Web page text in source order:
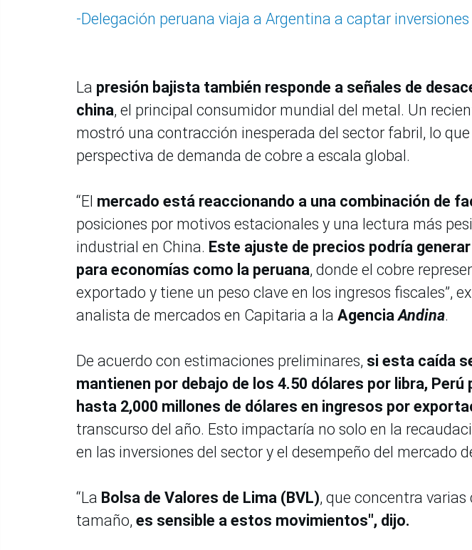
-Delegación peruana viaja a Argentina a captar
La presión bajista también responde a señales de
china, el principal consumidor mundial del metal. Un
mostró una contracción inesperada del sector fabril, lo
perspectiva de demanda de cobre a escala global.
“El mercado está reaccionando a una combinación de
posiciones por motivos estacionales y una lectura más
industrial en China. Este ajuste de precios podría
para economías como la peruana, donde el cobre
exportado y tiene un peso clave en los ingresos fiscales”,
analista de mercados en Capitaria a la AgenciaAndina.
De acuerdo con estimaciones preliminares, si esta caída
mantienen por debajo de los 4.50 dólares por libra, Perú
hasta 2,000 millones de dólares en ingresos por
transcurso del año. Esto impactaría no solo en la
en las inversiones del sector y el desempeño del mercado
“La Bolsa de Valores de Lima (BVL), que concentra
tamaño, es sensible a estos movimientos", dijo.